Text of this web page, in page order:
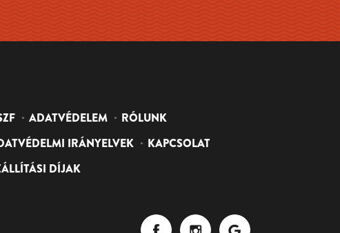
ADATVÉDELEM
RÓLUNK
IRÁNYELVEK
KAPCSOLAT
DÍJAK